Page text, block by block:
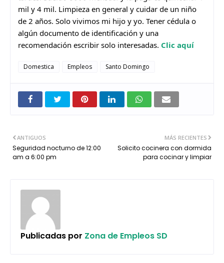
mil y 4 mil. Limpieza en general y cuidar de un niño
de 2 años. Solo vivimos mi hijo y yo. Tener cédula o
algún documento de identificación y una
recomendación escribir solo interesadas. Clic aquí
Domestica Empleos Santo Domingo
MÁS RECIENTES
Solicito cocinera con dormida
para cocinar y limpiar
ANTIGUOS
Seguridad nocturno de 12:00
am a 6:00 pm
Publicadas por Zona de Empleos SD